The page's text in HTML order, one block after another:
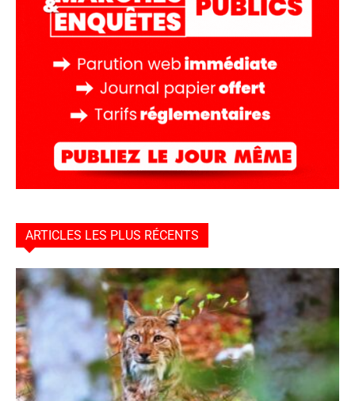
ARTICLES LES PLUS RÉCENTS